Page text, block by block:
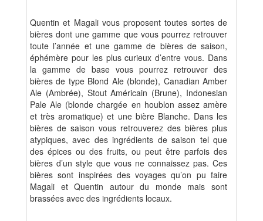
Quentin et Magali vous proposent toutes sortes de
bières dont une gamme que vous pourrez retrouver
toute l’année et une gamme de bières de saison,
éphémère pour les plus curieux d’entre vous. Dans
la gamme de base vous pourrez retrouver des
bières de type Blond Ale (blonde), Canadian Amber
Ale (Ambrée), Stout Américain (Brune), Indonesian
Pale Ale (blonde chargée en houblon assez amère
et très aromatique) et une bière Blanche. Dans les
bières de saison vous retrouverez des bières plus
atypiques, avec des ingrédients de saison tel que
des épices ou des fruits, ou peut être parfois des
bières d’un style que vous ne connaissez pas. Ces
bières sont inspirées des voyages qu’on pu faire
Magali et Quentin autour du monde mais sont
brassées avec des ingrédients locaux.